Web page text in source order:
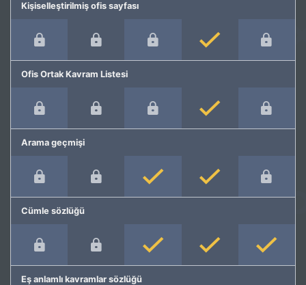
Kişiselleştirilmiş ofis sayfası
Ofis Ortak Kavram Listesi
Arama geçmişi
Cümle sözlüğü
Eş anlamlı kavramlar sözlüğü